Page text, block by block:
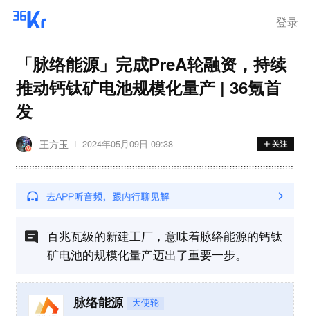
登录
「脉络能源」完成PreA轮融资，持续
推动钙钛矿电池规模化量产 | 36氪首
发
王方玉 2024年05月09日 09:38
百兆瓦级的新建工厂，意味着脉络能源的钙钛
矿电池的规模化量产迈出了重要一步。
脉络能源 天使轮